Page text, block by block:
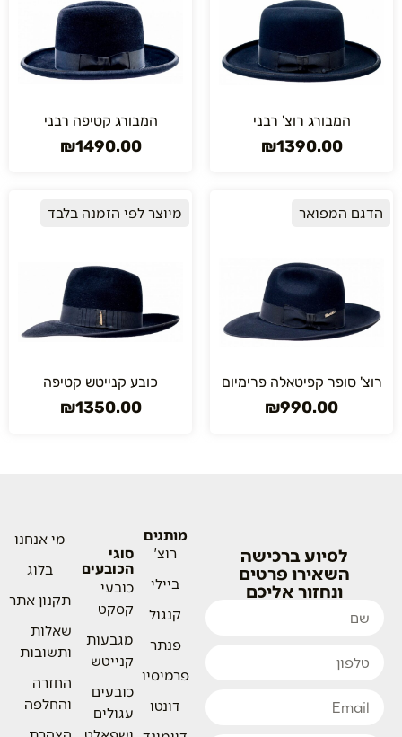
המבורג רוצ' רבני
₪1390.00
המבורג קטיפה רבני
₪1490.00
הדגם המפואר
רוצ' סופר קפיטאלה פרימיום
₪990.00
מיוצר לפי הזמנה בלבד
כובע קנייטש קטיפה
₪1350.00
מותגים
רוצ'
ביילי
קנגול
פנתר
פרמיסיו
דונטו
סוגי
הכובעים
כובעי
קסקט
מגבעות
קנייטש
כובעים
עגולים
ושפאלט
מי אנחנו
בלוג
תקנון אתר
שאלות
ותשובות
החזרה
והחלפה
הצהרת
לסיוע ברכישה
השאירו פרטים
ונחזור אליכם